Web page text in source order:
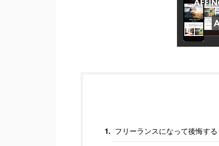
フリーランスになって後悔する